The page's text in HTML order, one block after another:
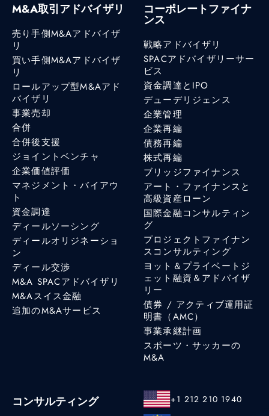
M&A取引アドバイザリ
売り手側M&Aアドバイザ
リ
買い手側M&Aアドバイザ
リ
ロールアップ型M&Aアド
バイザリ
事業売却
合併
合併後支援
ジョイントベンチャ
企業価値評価
マネジメント・バイアウ
ト
資金調達
ディールソーシング
ディールオリジネーショ
ン
ディール交渉
M&A SPACアドバイザリ
M&Aスイス金融
追加のM&Aサービス
コーポレートファイナ
ンス
戦略アドバイザリ
SPACアドバイザリーサー
ビス
資金調達とIPO
デューデリジェンス
企業管理
企業再編
債務再編
株式再編
ブリッジファイナンス
アート・ファイナンスと
高級資産ローン
国際金融コンサルティン
グ
プロジェクトファイナン
スコンサルティング
ヨット＆プライベートジ
ェット融資＆アドバイザ
リー
債券 / アクティブ運用証
明書（AMC）
事業承継計画
スポーツ・サッカーの
M&A
コンサルティング
+1 212 210 1940